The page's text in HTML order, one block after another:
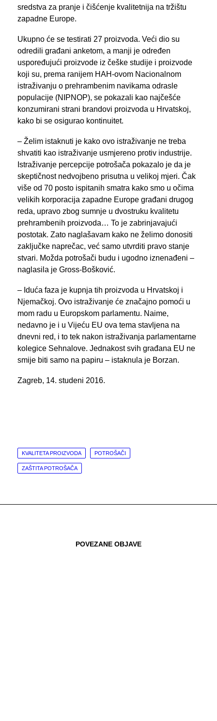
sredstva za pranje i čišćenje kvalitetnija na tržištu
zapadne Europe.
Ukupno će se testirati 27 proizvoda. Veći dio su
odredili građani anketom, a manji je određen
uspoređujući proizvode iz češke studije i proizvode
koji su, prema ranijem HAH-ovom Nacionalnom
istraživanju o prehrambenim navikama odrasle
populacije (NIPNOP), se pokazali kao najčešće
konzumirani strani brandovi proizvoda u Hrvatskoj,
kako bi se osigurao kontinuitet.
– Želim istaknuti je kako ovo istraživanje ne treba
shvatiti kao istraživanje usmjereno protiv industrije.
Istraživanje percepcije potrošača pokazalo je da je
skeptičnost nedvojbeno prisutna u velikoj mjeri. Čak
više od 70 posto ispitanih smatra kako smo u očima
velikih korporacija zapadne Europe građani drugog
reda, upravo zbog sumnje u dvostruku kvalitetu
prehrambenih proizvoda… To je zabrinjavajući
postotak. Zato naglašavam kako ne želimo donositi
zaključke naprečac, već samo utvrditi pravo stanje
stvari. Možda potrošači budu i ugodno iznenađeni –
naglasila je Gross-Bošković.
– Iduća faza je kupnja tih proizvoda u Hrvatskoj i
Njemačkoj. Ovo istraživanje će značajno pomoći u
mom radu u Europskom parlamentu. Naime,
nedavno je i u Vijeću EU ova tema stavljena na
dnevni red, i to tek nakon istraživanja parlamentarne
kolegice Sehnalove. Jednakost svih građana EU ne
smije biti samo na papiru – istaknula je Borzan.
Zagreb, 14. studeni 2016.
KVALITETA PROIZVODA POTROŠAČI
ZAŠTITA POTROŠAČA
POVEZANE OBJAVE